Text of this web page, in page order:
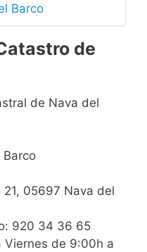
Barco
de
de Nava del
Barco
21, 05697 Nava del
920 34 36 65
Viernes de 9:00h a